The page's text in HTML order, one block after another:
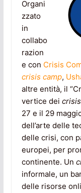
Organi
zzato
in
collabo
razion
e con Crisis
crisis camp,
altre entità, il
vertice dei
27 e il 29
dell’arte delle
delle crisi, con
europei, per
continente. Un
informale, un
delle risorse